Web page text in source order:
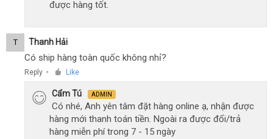
được hàng tốt.
T Thanh Hải
Có ship hàng toàn quốc không nhỉ?
Reply ● Like
Cẩm Tú ADMIN
Có nhé, Anh yên tâm đặt hàng online ạ, nhận được
hàng mới thanh toán tiền. Ngoài ra được đổi/trả
hàng miễn phí trong 7 - 15 ngày